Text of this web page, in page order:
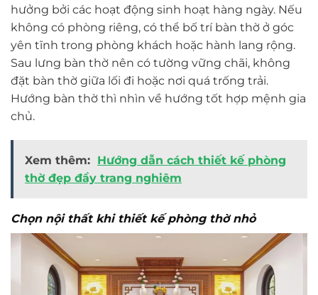
hưởng bởi các hoạt động sinh hoạt hàng ngày. Nếu
không có phòng riêng, có thể bố trí bàn thờ ở góc
yên tĩnh trong phòng khách hoặc hành lang rộng.
Sau lưng bàn thờ nên có tường vững chãi, không
đặt bàn thờ giữa lối đi hoặc nơi quá trống trải.
Hướng bàn thờ thì nhìn về hướng tốt hợp mệnh gia
chủ.
Xem thêm: Hướng dẫn cách thiết kế phòng
thờ đẹp đầy trang nghiêm
Chọn nội thất khi thiết kế phòng thờ nhỏ